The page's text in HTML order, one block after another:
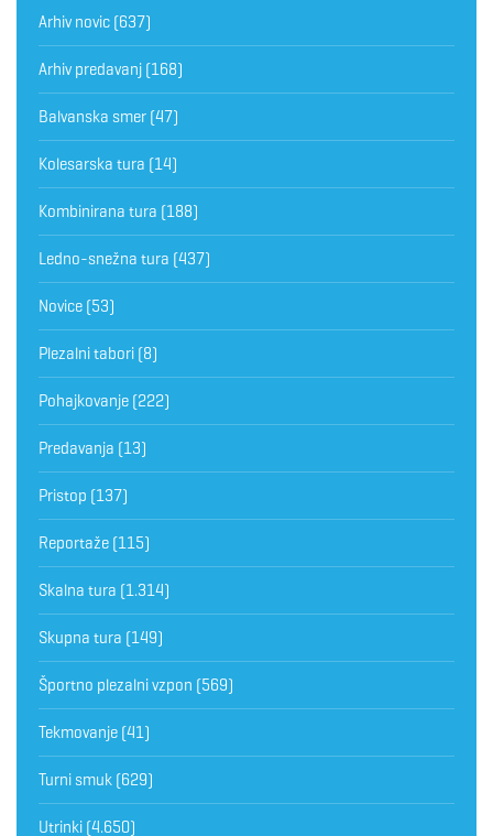
Arhiv novic (637)
Arhiv predavanj (168)
Balvanska smer (47)
Kolesarska tura (14)
Kombinirana tura (188)
Ledno-snežna tura (437)
Novice (53)
Plezalni tabori (8)
Pohajkovanje (222)
Predavanja (13)
Pristop (137)
Reportaže (115)
Skalna tura (1.314)
Skupna tura (149)
Športno plezalni vzpon (569)
Tekmovanje (41)
Turni smuk (629)
Utrinki (4.650)